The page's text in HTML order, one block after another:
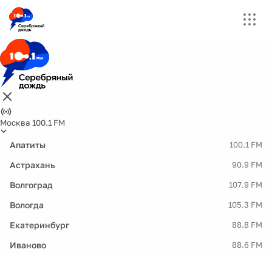
Москва 100.1 FM
Апатиты 100.1 FM
Астрахань 90.9 FM
Волгоград 107.9 FM
Вологда 105.3 FM
Екатеринбург 88.8 FM
Иваново 88.6 FM